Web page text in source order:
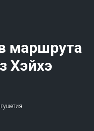
маршрута
Хэйхэ